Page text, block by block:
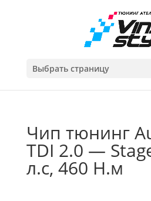
Выбрать страницу
Чип тюнинг
TDI 2.0 —
л.с, 460 Н.м